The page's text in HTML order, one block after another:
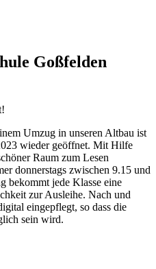
Umzug in unseren Altbau ist
wieder geöffnet. Mit Hilfe
Raum zum Lesen
donnerstags zwischen 9.15 und
bekommt jede Klasse eine
zur Ausleihe. Nach und
eingepflegt, so dass die
sein wird.